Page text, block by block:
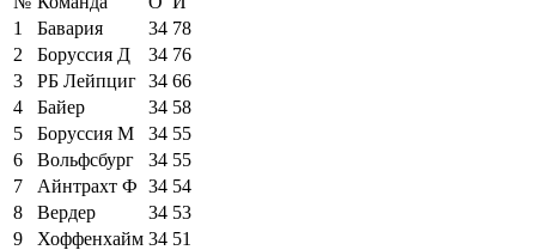
1
Бавария 34 78
2
Боруссия Д 34 76
3
РБ Лейпциг 34 66
4
Байер 34 58
5
Боруссия М 34 55
6
Вольфсбург 34 55
7
Айнтрахт Ф 34 54
8
Вердер 34 53
9
Хоффенхайм 34 51